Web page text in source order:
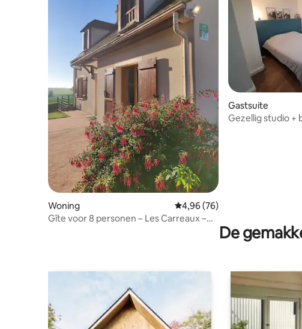
Woning Gemiddelde beoordeling van
4,96 (76)
Gîte voor 8 personen – Les Carreaux –
Gastsuite
Gezellig studio +
De